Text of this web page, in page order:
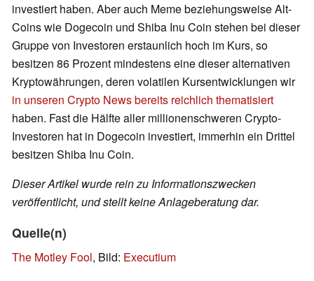
investiert haben. Aber auch Meme beziehungsweise Alt-
Coins wie Dogecoin und Shiba Inu Coin stehen bei dieser
Gruppe von Investoren erstaunlich hoch im Kurs, so
besitzen 86 Prozent mindestens eine dieser alternativen
Kryptowährungen, deren volatilen Kursentwicklungen wir
in unseren Crypto News bereits reichlich thematisiert
haben. Fast die Hälfte aller millionenschweren Crypto-
Investoren hat in Dogecoin investiert, immerhin ein Drittel
besitzen Shiba Inu Coin.
Dieser Artikel wurde rein zu Informationszwecken
veröffentlicht, und stellt keine Anlageberatung dar.
Quelle(n)
The Motley Fool, Bild: Executium